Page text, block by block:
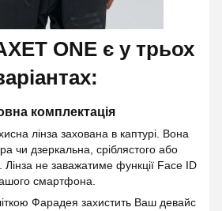
ONE є у трьох
комплектація
лінза захована в каптурі. Вона
чи дзеркальна, сріблястого або
Лінза не заважатиме функції Face ID
смартфона.
Фарадея захистить Ваш девайс